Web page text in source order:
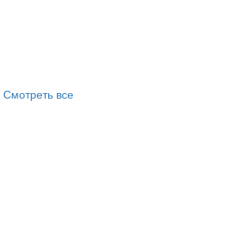
Смотреть все